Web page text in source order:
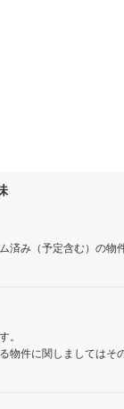
済み（予定含む）の物
。
物件に関しましてはそ